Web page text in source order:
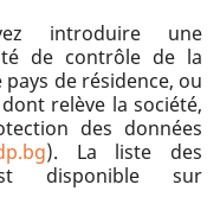
introduire une
de contrôle de la
de résidence, ou
relève la société,
des données
). La liste des
disponible sur